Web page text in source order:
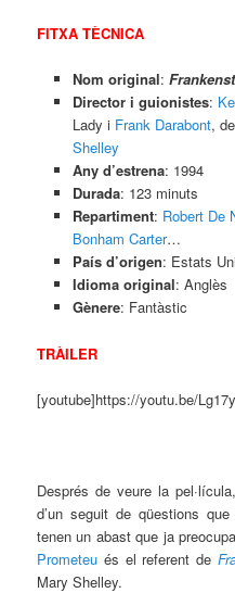
FITXA TÈCNICA
Nom original:
Director i guionistes:
Lady i Frank Darabont,
Shelley
Any d’estrena: 1994
Durada: 123 minuts
Repartiment: Robert De
Bonham Carter…
País d’origen: Estats
Idioma original: Anglès
Gènere: Fantàstic
TRÀILER
[youtube]https://youtu.be/
Després de veure la
d’un seguit de qüestions
tenen un abast que ja
Prometeu és el referent de
Mary Shelley.